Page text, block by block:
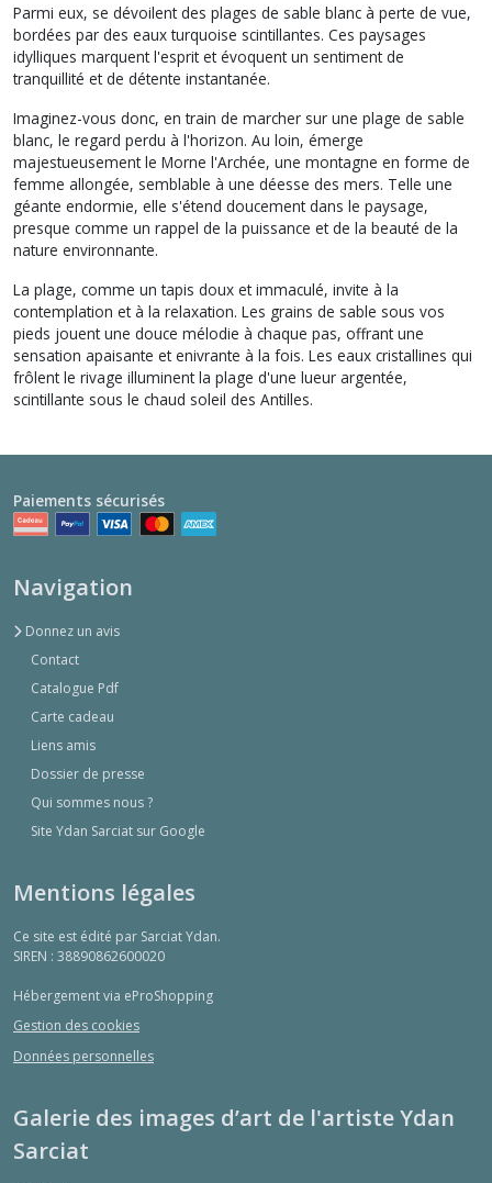
Parmi eux, se dévoilent des plages de sable blanc à perte de vue,
bordées par des eaux turquoise scintillantes. Ces paysages
idylliques marquent l'esprit et évoquent un sentiment de
tranquillité et de détente instantanée.
Imaginez-vous donc, en train de marcher sur une plage de sable
blanc, le regard perdu à l'horizon. Au loin, émerge
majestueusement le Morne l'Archée, une montagne en forme de
femme allongée, semblable à une déesse des mers. Telle une
géante endormie, elle s'étend doucement dans le paysage,
presque comme un rappel de la puissance et de la beauté de la
nature environnante.
La plage, comme un tapis doux et immaculé, invite à la
contemplation et à la relaxation. Les grains de sable sous vos
pieds jouent une douce mélodie à chaque pas, offrant une
sensation apaisante et enivrante à la fois. Les eaux cristallines qui
frôlent le rivage illuminent la plage d'une lueur argentée,
scintillante sous le chaud soleil des Antilles.
Paiements sécurisés
Navigation
Donnez un avis
Contact
Catalogue Pdf
Carte cadeau
Liens amis
Dossier de presse
Qui sommes nous ?
Site Ydan Sarciat sur Google
Mentions légales
Ce site est édité par Sarciat Ydan.
SIREN : 38890862600020
Hébergement via eProShopping
Gestion des cookies
Données personnelles
Galerie des images d’art de l'artiste Ydan
Sarciat